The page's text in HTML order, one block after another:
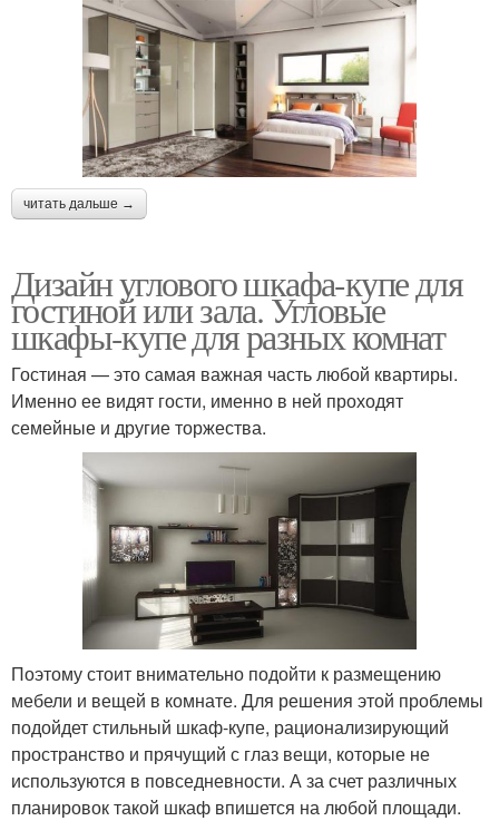
читать дальше →
Дизайн углового шкафа-купе для
гостиной или зала. Угловые
шкафы-купе для разных комнат
Гостиная — это самая важная часть любой квартиры.
Именно ее видят гости, именно в ней проходят
семейные и другие торжества.
Поэтому стоит внимательно подойти к размещению
мебели и вещей в комнате. Для решения этой проблемы
подойдет стильный шкаф-купе, рационализирующий
пространство и прячущий с глаз вещи, которые не
используются в повседневности. А за счет различных
планировок такой шкаф впишется на любой площади.